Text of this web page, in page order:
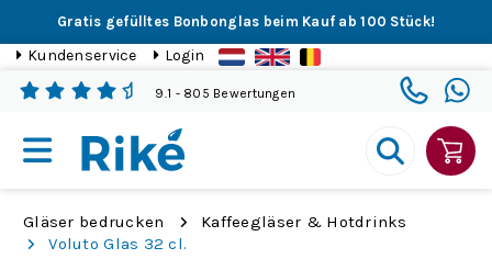
Gratis gefülltes Bonbonglas beim Kauf ab 100 Stück!
Kundenservice Login
9.1 - 805 Bewertungen
Gläser bedrucken
Kaffeegläser & Hotdrinks
Voluto Glas 32 cl.